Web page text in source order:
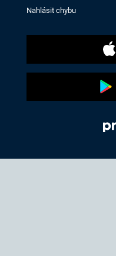
Nahlásit chybu